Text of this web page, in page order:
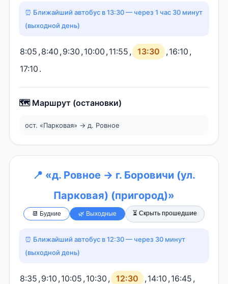
⏰ Ближайший автобус в 13:30 — через 1 час 30 минут
(выходной день)
8:05 ,8:40 ,9:30 ,10:00 ,11:55 , 13:30 ,16:10 ,
17:10 .
🗺️ Маршрут (остановки)
ост. «Парковая» → д. Ровное
📍 «д. Ровное → г. Боровичи (ул.
Парковая) (пригород)»
📆 Будние 🌿 Выходные ⏳ Скрыть прошедшие
⏰ Ближайший автобус в 12:30 — через 30 минут
(выходной день)
8:35 ,9:10 ,10:05 ,10:30 , 12:30 ,14:10 ,16:45 ,